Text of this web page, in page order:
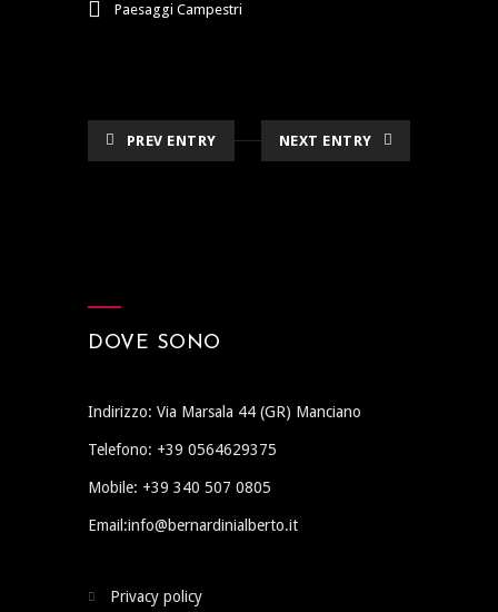
Paesaggi Campestri
PREV ENTRY NEXT ENTRY
DOVE SONO
Indirizzo: Via Marsala 44 (GR) Manciano
Telefono: +39 0564629375
Mobile: +39 340 507 0805
Email:info@bernardinialberto.it
privacy policy